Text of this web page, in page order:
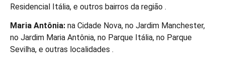
Residencial Itália, e outros bairros da região .
Maria Antônia: na Cidade Nova, no Jardim Manchester,
no Jardim Maria Antônia, no Parque Itália, no Parque
Sevilha, e outras localidades .